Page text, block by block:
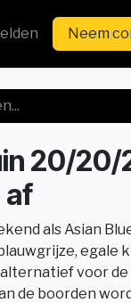
Neem
20/20/
af
als Asian
egale
voor de
de boorden